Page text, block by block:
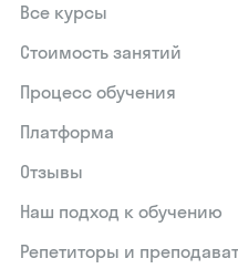
Все курсы
Стоимость занятий
Процесс обучения
Платформа
Отзывы
Наш подход к обучению
Репетиторы и